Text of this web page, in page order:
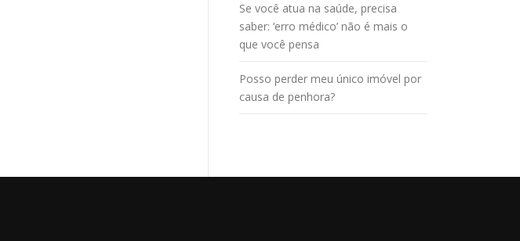
Se você atua na saúde, precisa
saber: ‘erro médico’ não é mais o
que você pensa
Posso perder meu único imóvel por
causa de penhora?